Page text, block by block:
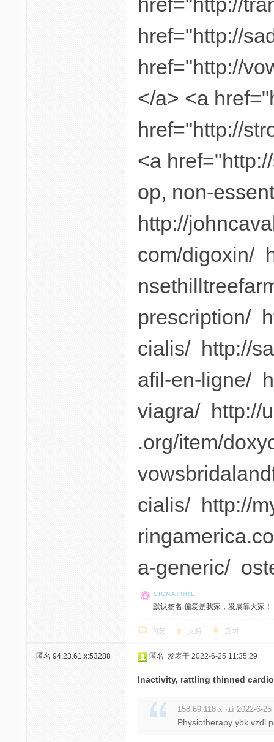
href="http://
href="http://
</a> <a
href="http://
<a
op, non-
http://
com/digoxin/
prescription/
cialis/ http://
afil-en-ligne/
viagra/ http://
.org/item/
cialis/ http://
a-generic/
默认签名:偏爱是我家，发展靠大家
回复 支持 反对
匿名 94.23.61.x:53288 匿名 发表于 2022-6-25 11:35:29
Inactivity, rattling thinned
158.69.118.x ·±í 2022-6-25
Physiotherapy